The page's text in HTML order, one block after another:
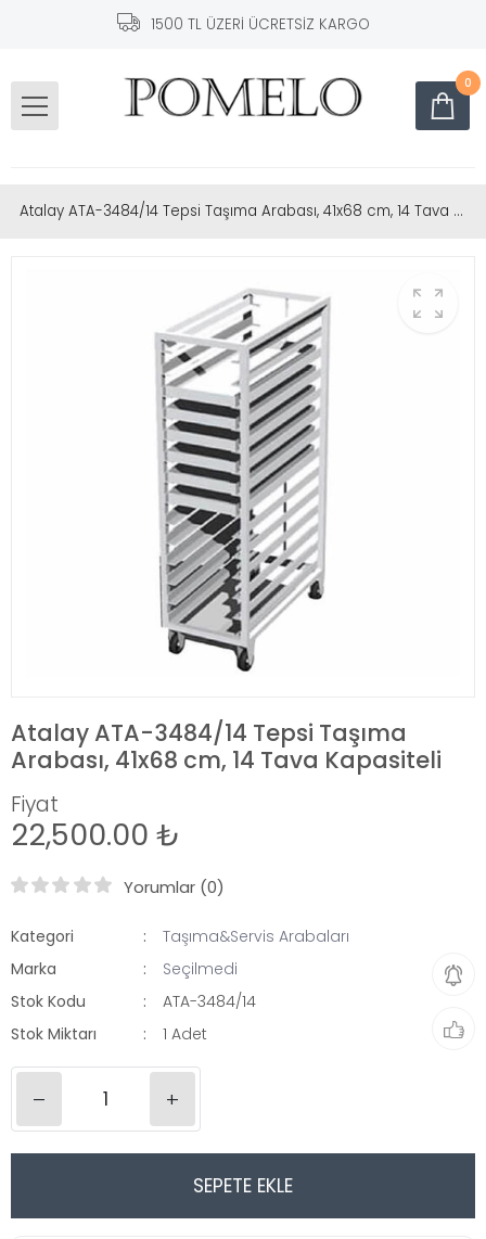
1500 TL ÜZERİ ÜCRETSİZ KARGO
0
Atalay ATA-3484/14 Tepsi Taşıma Arabası, 41x68 cm, 14 Tava Kapasiteli
Atalay ATA-3484/14 Tepsi Taşıma
Arabası, 41x68 cm, 14 Tava Kapasiteli
Fiyat
22,500.00 ₺
Yorumlar (0)
Kategori
Taşıma&Servis Arabaları
Marka
Seçilmedi
Stok Kodu
ATA-3484/14
Stok Miktarı
1 Adet
– +
SEPETE EKLE